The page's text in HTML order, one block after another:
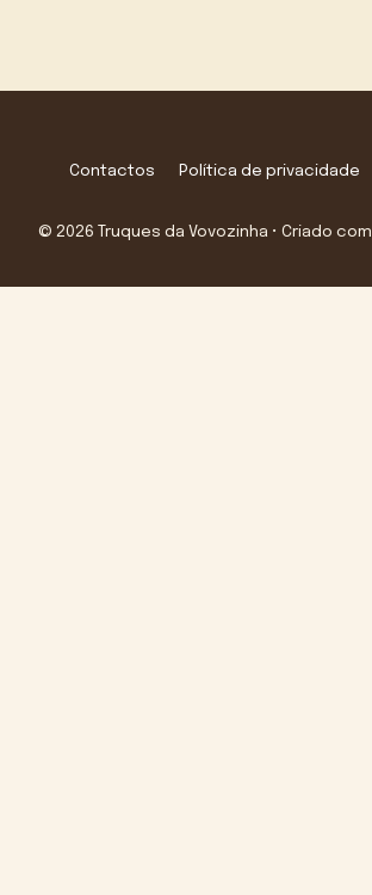
Contactos Política de privacidade
© 2026 Truques da Vovozinha • Criado com